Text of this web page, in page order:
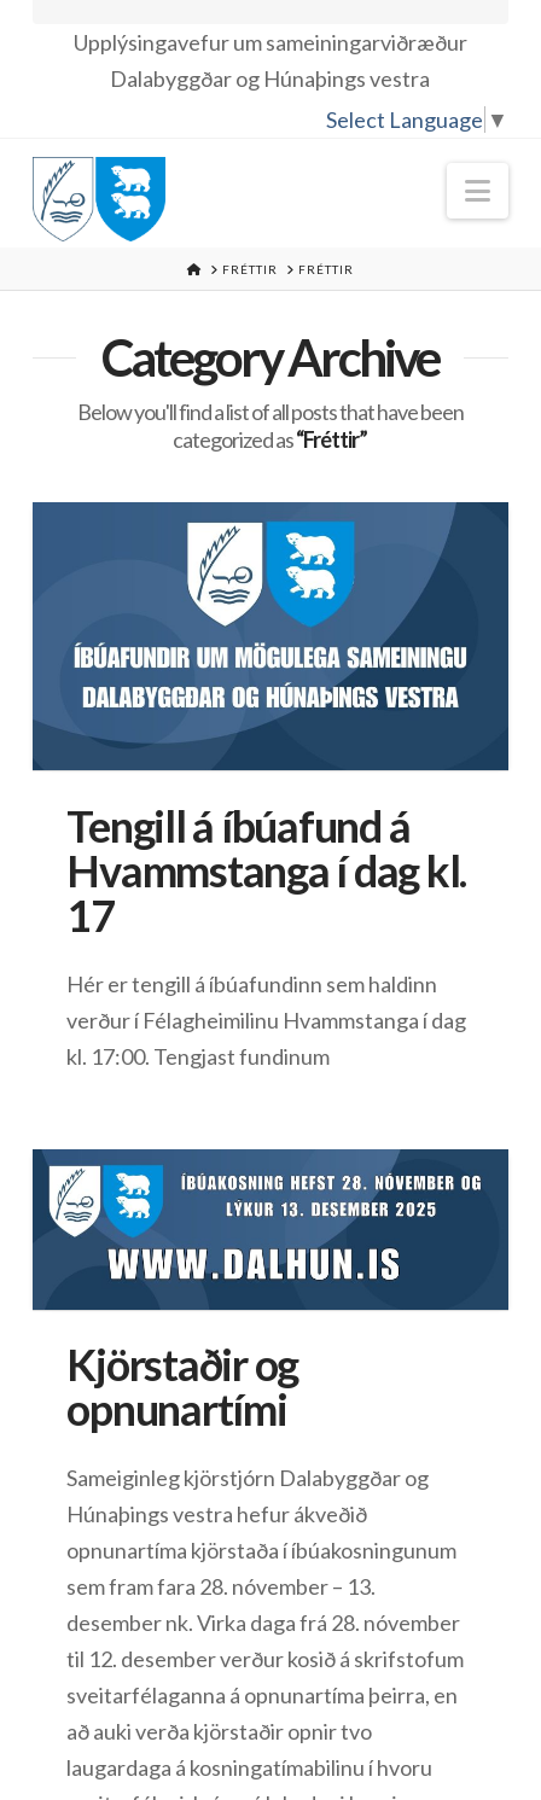
Upplýsingavefur um sameiningarviðræður
Dalabyggðar og Húnaþings vestra
Select Language ▼
HOMEFRÉTTIR FRÉTTIR
Category Archive
Below you'll find a list of all posts that have been
categorized as“Fréttir”
Tengill á íbúafund á
Hvammstanga í dag kl.
17
Hér er tengill á íbúafundinn sem haldinn
verður í Félagheimilinu Hvammstanga í dag
kl. 17:00. Tengjast fundinum
Kjörstaðir og
opnunartími
Sameiginleg kjörstjórn Dalabyggðar og
Húnaþings vestra hefur ákveðið
opnunartíma kjörstaða í íbúakosningunum
sem fram fara 28. nóvember – 13.
desember nk. Virka daga frá 28. nóvember
til 12. desember verður kosið á skrifstofum
sveitarfélaganna á opnunartíma þeirra, en
að auki verða kjörstaðir opnir tvo
laugardaga á kosningatímabilinu í hvoru